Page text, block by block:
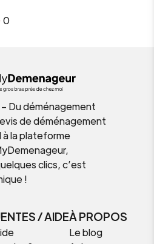
0
Du déménagement
de déménagement
la plateforme
clics, c’est
!
/ AIDEÀ PROPOS
Le blog